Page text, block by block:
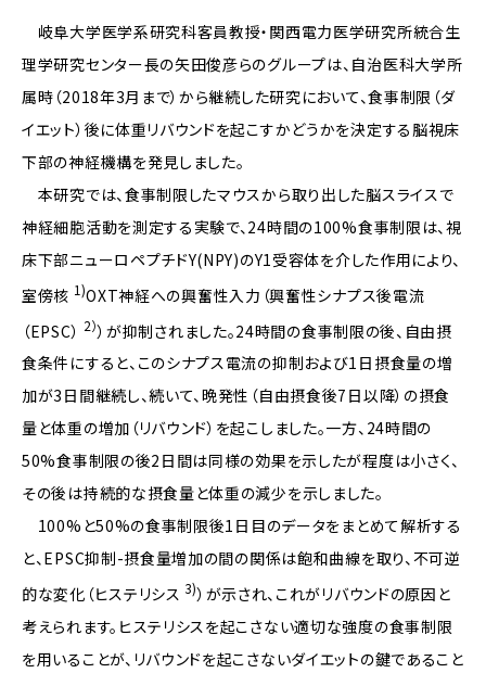
岐阜大学医学系研究科客員教授・関西電力医学研究所統合生
理学研究センター長の矢田俊彦らのグループは、自治医科大学所
属時（2018年3月まで）から継続した研究において、食事制限（ダ
イエット）後に体重リバウンドを起こすかどうかを決定する脳視床
下部の神経機構を発見しました。
本研究では、食事制限したマウスから取り出した脳スライスで
神経細胞活動を測定する実験で、24時間の100%食事制限は、視
床下部ニューロペプチドY(NPY)のY1受容体を介した作用により、
室傍核 1)OXT神経への興奮性入力（興奮性シナプス後電流
（EPSC） 2））が抑制されました。24時間の食事制限の後、自由摂
食条件にすると、このシナプス電流の抑制および1日摂食量の増
加が3日間継続し、続いて、晩発性（自由摂食後7日以降）の摂食
量と体重の増加（リバウンド）を起こしました。一方、24時間の
50%食事制限の後2日間は同様の効果を示したが程度は小さく、
その後は持続的な摂食量と体重の減少を示しました。
100%と50%の食事制限後1日目のデータをまとめて解析する
と、EPSC抑制-摂食量増加の間の関係は飽和曲線を取り、不可逆
的な変化（ヒステリシス 3)）が示され、これがリバウンドの原因と
考えられます。ヒステリシスを起こさない適切な強度の食事制限
を用いることが、リバウンドを起こさないダイエットの鍵であること